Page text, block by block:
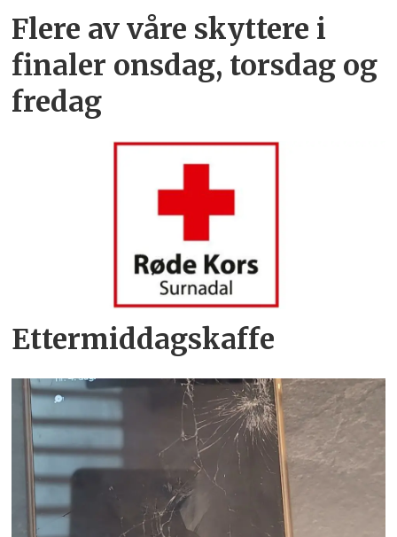
Flere av våre skyttere i
finaler onsdag, torsdag og
fredag
Ettermiddagskaffe